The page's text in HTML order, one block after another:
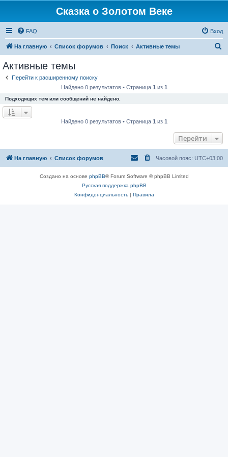
Сказка о Золотом Веке
FAQ Вход
На главную Список форумов Поиск Активные темы
Активные темы
Перейти к расширенному поиску
Найдено 0 результатов • Страница 1 из 1
Подходящих тем или сообщений не найдено.
Найдено 0 результатов • Страница 1 из 1
Перейти
На главную Список форумов Часовой пояс: UTC+03:00
Создано на основе phpBB® Forum Software © phpBB Limited
Русская поддержка phpBB
Конфиденциальность| Правила